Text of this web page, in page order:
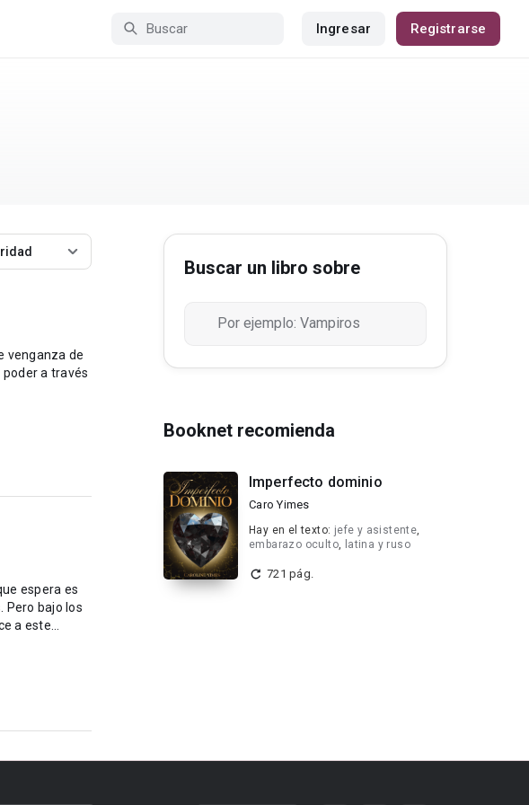
Ingresar Registrarse
venganza de
a través
espera es
Pero bajo los
a este
Buscar un libro sobre
Booknet recomienda
Imperfecto dominio
Caro Yimes
Hay en el texto: jefe y asistente,
embarazo oculto, latina y ruso
721 pág.